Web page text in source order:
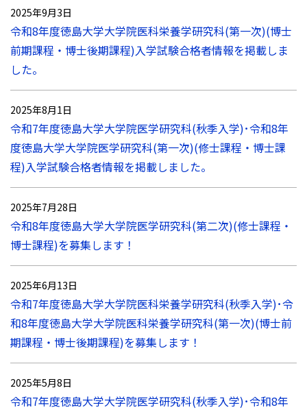
2025年9月3日
令和8年度徳島大学大学院医科栄養学研究科(第一次)(博士
前期課程・博士後期課程)入学試験合格者情報を掲載しま
した。
2025年8月1日
令和7年度徳島大学大学院医学研究科(秋季入学)･令和8年
度徳島大学大学院医学研究科(第一次)(修士課程・博士課
程)入学試験合格者情報を掲載しました。
2025年7月28日
令和8年度徳島大学大学院医学研究科(第二次)(修士課程・
博士課程)を募集します！
2025年6月13日
令和7年度徳島大学大学院医科栄養学研究科(秋季入学)･令
和8年度徳島大学大学院医科栄養学研究科(第一次)(博士前
期課程・博士後期課程)を募集します！
2025年5月8日
令和7年度徳島大学大学院医学研究科(秋季入学)･令和8年